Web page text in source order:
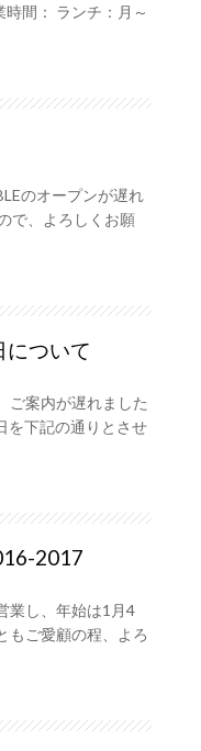
間： ランチ：月～
のオープンが遅れ
で、よろしくお願
ついて
ご案内が遅れました
を下記の通りとさせ
2017
業し、年始は1月4
もご愛顧の程、よろ